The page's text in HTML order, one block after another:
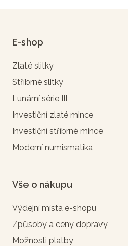
E-shop
Zlaté slitky
Stříbrné slitky
Lunární série III
Investiční zlaté mince
Investiční stříbrné mince
Moderní numismatika
Vše o nákupu
Výdejní místa e-shopu
Způsoby a ceny dopravy
Možnosti platby